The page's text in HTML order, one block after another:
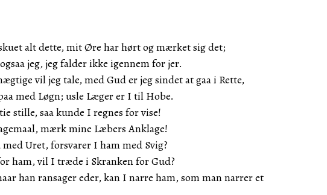
alt dette, mit Øre har hørt og mærket sig det;
jeg, jeg falder ikke igennem for jer.
vil jeg tale, med Gud er jeg sindet at gaa i Rette,
med Løgn; usle Læger er I til Hobe.
stille, saa kunde I regnes for vise!
mærk mine Læbers Anklage!
Uret, forsvarer I ham med Svig?
ham, vil I træde i Skranken for Gud?
han ransager eder, kan I narre ham, som man narrer et